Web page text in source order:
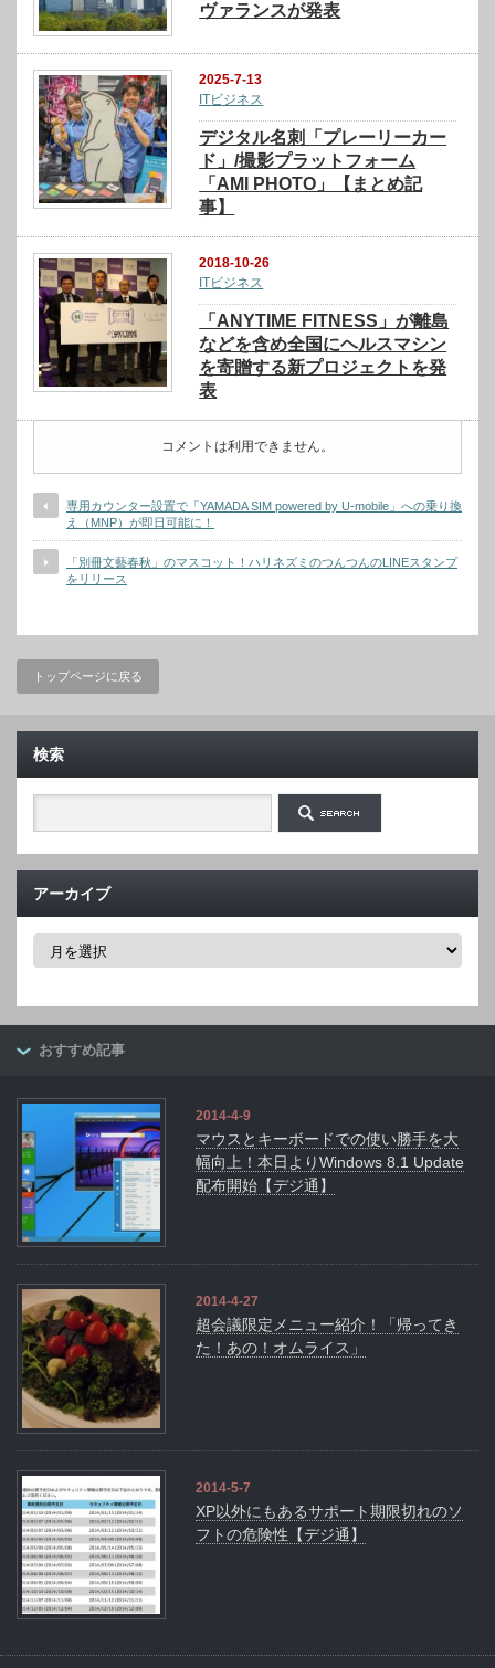
ヴァランスが発表
2025-7-13
ITビジネス
デジタル名刺「プレーリーカー
ド」/撮影プラットフォーム
「AMI PHOTO」【まとめ記
事】
2018-10-26
ITビジネス
「ANYTIME FITNESS」が離島
などを含め全国にヘルスマシン
を寄贈する新プロジェクトを発
表
コメントは利用できません。
専用カウンター設置で「YAMADA SIM powered by U-mobile」への乗り換
え（MNP）が即日可能に！
「別冊文藝春秋」のマスコット！ハリネズミのつんつんのLINEスタンプ
をリリース
トップページに戻る
検索
アーカイブ
ア
ブ
おすすめ記事
2014-4-9
マウスとキーボードでの使い勝手を大
幅向上！本日よりWindows 8.1 Update
配布開始【デジ通】
2014-4-27
超会議限定メニュー紹介！「帰ってき
た！あの！オムライス」
2014-5-7
XP以外にもあるサポート期限切れのソ
フトの危険性【デジ通】